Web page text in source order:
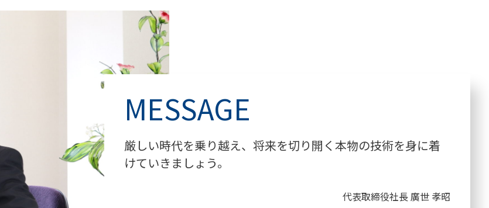
MESSAGE
厳しい時代を乗り越え、将来を切り開く本物の技術を身に着
けていきましょう。
代表取締役社長 廣世 孝昭